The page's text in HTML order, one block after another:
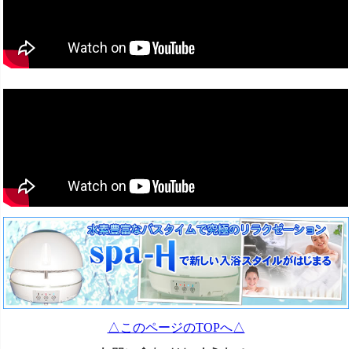
△このページのTOPへ△